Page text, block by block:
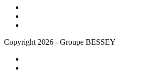
Copyright 2026 - Groupe BESSEY